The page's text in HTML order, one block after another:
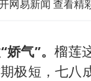
网易新闻 查看精
娇气”。榴莲
极短，七八